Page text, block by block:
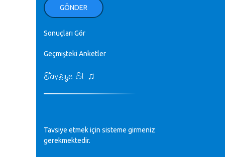
ellerinden benim için öpün.
Kurtuluş Çelebi - 07.01.2023
♪
Mavi Nota - 24.11.2022
♪
Biliyorum Cüneyt bey, yazımda da
♪
sayın müfit bey bilgilerinizi kontrol
edi 6440 sayılı cso kurulrş kanununda
GÖNDER
Sonuçları Gör
Geçmişteki Anketler
Tavsiye Et ♫
Tavsiye etmek için sisteme girmeniz
gerekmektedir.